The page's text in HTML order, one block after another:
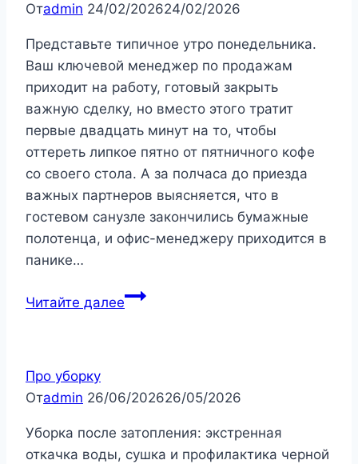
Отadmin 24/02/202624/02/2026
Представьте типичное утро понедельника.
Ваш ключевой менеджер по продажам
приходит на работу, готовый закрыть
важную сделку, но вместо этого тратит
первые двадцать минут на то, чтобы
оттереть липкое пятно от пятничного кофе
со своего стола. А за полчаса до приезда
важных партнеров выясняется, что в
гостевом санузле закончились бумажные
полотенца, и офис-менеджеру приходится в
панике…
Читайте далееКлининг
Дону:
Про уборку
Отadmin 26/06/202626/05/2026
Уборка после затопления: экстренная
откачка воды, сушка и профилактика черной